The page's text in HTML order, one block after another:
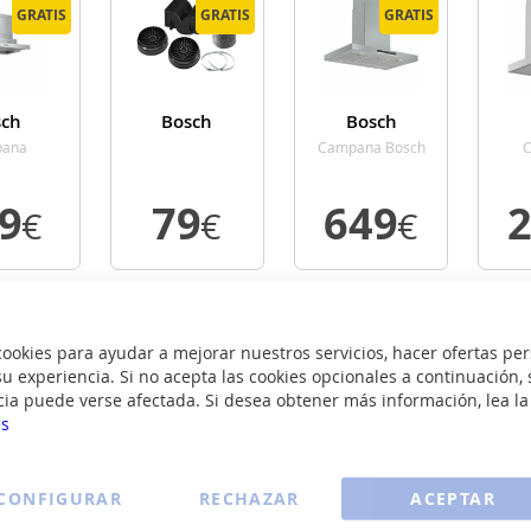
para ayudar a mejorar nuestros servicios, hacer ofertas
experiencia. Si no acepta las cookies opcionales a continuación,
puede verse afectada. Si desea obtener más información, lea la
ACEPTAR
RECHAZAR
GRATIS
GRATIS
€
GRATIS
GRATIS
Bosch
79€
GRATIS
GRATIS
Bosch
DIB97IM50
Campana Bosch
649€
GRATIS
GRATIS